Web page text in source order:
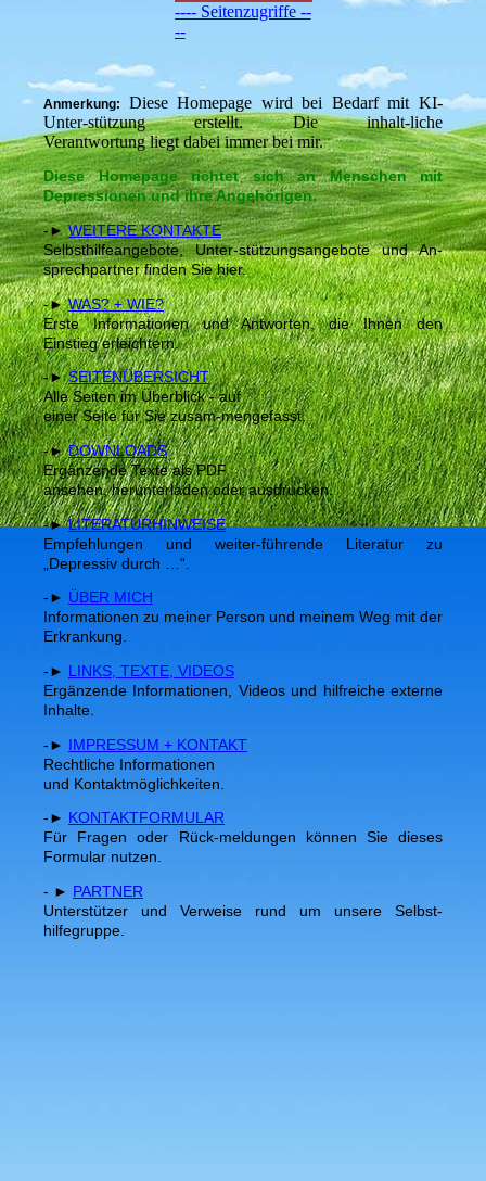
---- Seitenzugriffe --
--
Anmerkung: Diese Homepage wird bei Bedarf mit KI-
Unter-stützung erstellt. Die inhalt-liche
Verantwortung liegt dabei immer bei mir.
Diese Homepage richtet sich an Menschen mit
Depressionen und ihre Angehörigen.
-►WEITERE KONTAKTE
Selbsthilfeangebote, Unter-stützungsangebote und An-
sprechpartner finden Sie hier.
-►WAS? + WIE?
Erste Informationen und Antworten, die Ihnen den
Einstieg erleichtern.
-►SEITENÜBERSICHT
Alle Seiten im Überblick - auf
einer Seite für Sie zusam-mengefasst.
-►DOWNLOADS
Ergänzende Texte als PDF
ansehen, herunterladen oder ausdrucken.
-►LITERATURHINWEISE
Empfehlungen und weiter-führende Literatur zu
„Depressiv durch …“.
-► ÜBER MICH
Informationen zu meiner Person und meinem Weg mit der
Erkrankung.
-► LINKS, TEXTE, VIDEOS
Ergänzende Informationen, Videos und hilfreiche externe
Inhalte.
-► IMPRESSUM + KONTAKT
Rechtliche Informationen
und Kontaktmöglichkeiten.
-► KONTAKTFORMULAR
Für Fragen oder Rück-meldungen können Sie dieses
Formular nutzen.
- ► PARTNER
Unterstützer und Verweise rund um unsere Selbst-
hilfegruppe.